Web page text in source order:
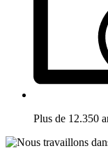
Plus de 12.350